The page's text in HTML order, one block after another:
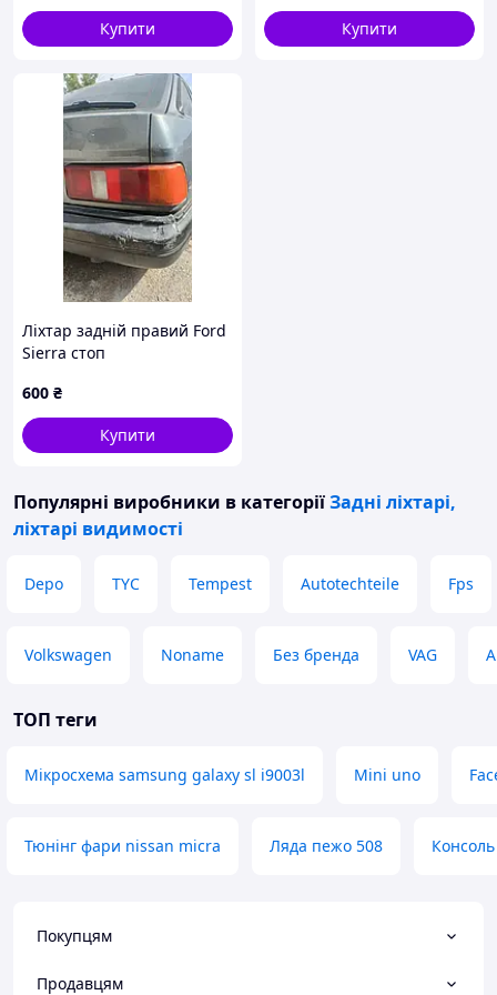
Купити
стоп-сигналаКупити
Ліхтар задній правий Ford
Sierra стоп
600 ₴
Купити
Популярні виробники в категоріїЗадні ліхтарі,
ліхтарі видимості
Depo TYC Tempest Autotechteile Fps
Volkswagen Noname Без бренда VAG
ТОП теги
Мікросхема samsung galaxy sl i9003l Mini uno
Тюнінг фари nissan micra Ляда пежо 508
Покупцям
Продавцям